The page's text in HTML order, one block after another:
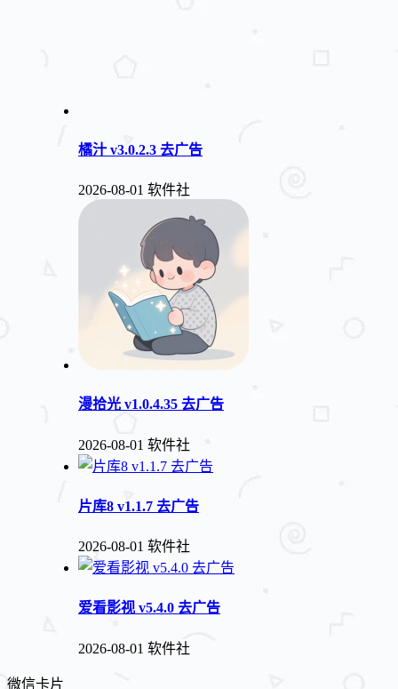
橘汁 v3.0.2.3 去广告
2026-08-01 软件社
漫拾光 v1.0.4.35 去广告
2026-08-01 软件社
片库8 v1.1.7 去广告
2026-08-01 软件社
爱看影视 v5.4.0 去广告
2026-08-01 软件社
微信卡片